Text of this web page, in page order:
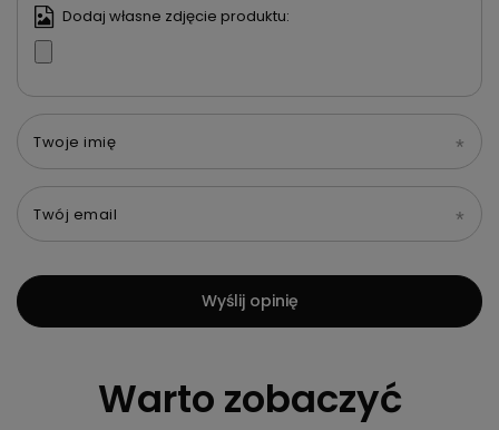
Dodaj własne zdjęcie produktu:
Twoje imię
Twój email
Wyślij opinię
Warto zobaczyć